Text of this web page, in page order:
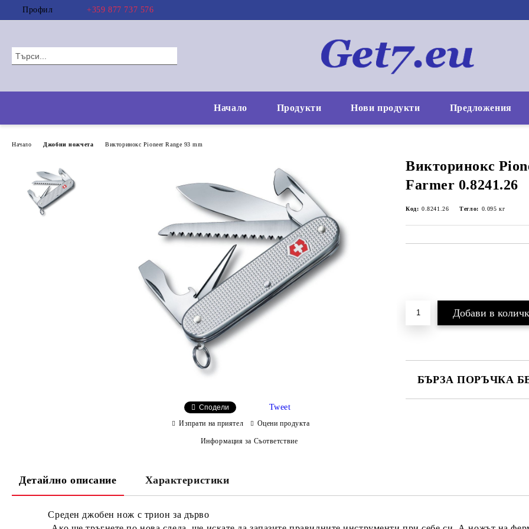
Профил +359 877 737 576
Начало Продукти Нови продукти Предложения
Начало Джобни ножчета Викторинокс Pioneer Range 93 mm
Викторинокс
Farmer 0.8241.26
Код: 0.8241.26 Тегло: 0.095 кг
БЪРЗА ПОРЪЧКА
Сподели Tweet
Изпрати на приятел Оцени продукта
Информация за Съответствие
Детайлно описание Характеристики
Среден джобен нож с трион за дърво